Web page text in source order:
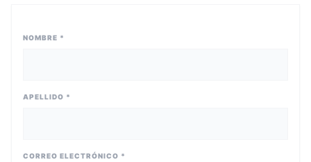
NOMBRE *
APELLIDO *
CORREO ELECTRÓNICO *